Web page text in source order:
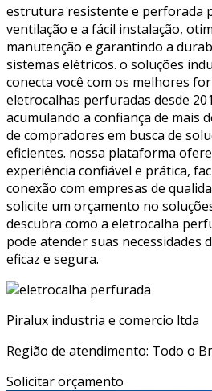
estrutura resistente e perforada
ventilação e a fácil instalação,
manutenção e garantindo a
sistemas elétricos. o soluções
conecta você com os melhores
eletrocalhas perfuradas desde
acumulando a confiança de mais
de compradores em busca de
eficientes. nossa plataforma
experiência confiável e prática,
conexão com empresas de
solicite um orçamento no
descubra como a eletrocalha
pode atender suas necessidades
eficaz e segura.
Piralux industria e comercio ltda
Região de atendimento: Todo o
Solicitar orçamento